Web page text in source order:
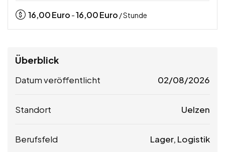
16,00Euro -16,00Euro / Stunde
Überblick
Datum veröffentlicht 02/08/2026
Standort Uelzen
Berufsfeld Lager, Logistik